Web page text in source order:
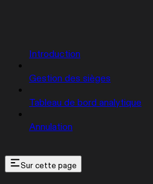
Introduction
Gestion des sièges
Tableau de bord analytique
Annulation
Sur cette page